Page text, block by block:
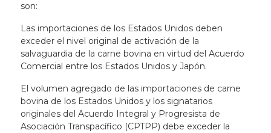
son:
Las importaciones de los Estados Unidos deben
exceder el nivel original de activación de la
salvaguardia de la carne bovina en virtud del Acuerdo
Comercial entre los Estados Unidos y Japón.
El volumen agregado de las importaciones de carne
bovina de los Estados Unidos y los signatarios
originales del Acuerdo Integral y Progresista de
Asociación Transpacífico (CPTPP) debe exceder la